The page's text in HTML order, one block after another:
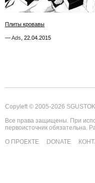
Плиты кровавы
—Ads 22.04.2015
Плиты кровавы
—Ads 22.04.2015
Copyleft © 2005-2026
Все права защищены. При
первоисточник обязательна.
О ПРОЕКТЕ
DONATE